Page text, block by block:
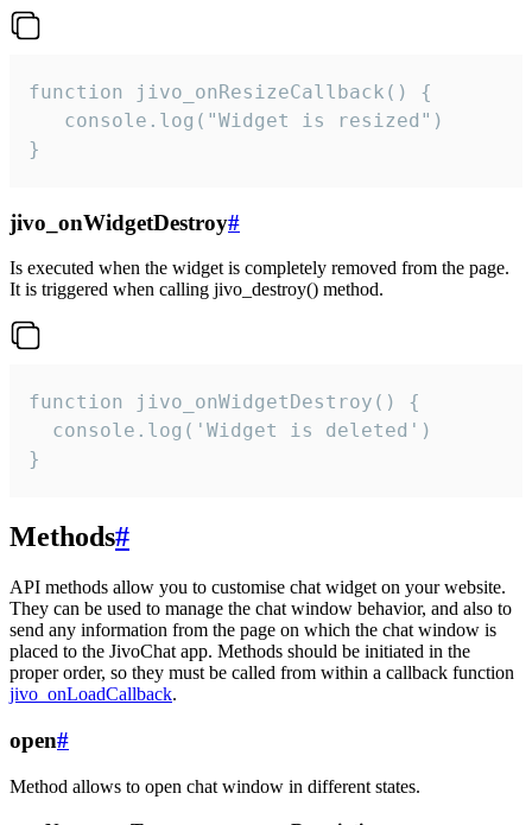
function jivo_onResizeCallback() {
   console.log("Widget is resized")
}
jivo_onWidgetDestroy#
Is executed when the widget is completely removed from the page.
It is triggered when calling jivo_destroy() method.
function jivo_onWidgetDestroy() {
  console.log('Widget is deleted')
}
Methods#
API methods allow you to customise chat widget on your website.
They can be used to manage the chat window behavior, and also to
send any information from the page on which the chat window is
placed to the JivoChat app. Methods should be initiated in the
proper order, so they must be called from within a callback function
jivo_onLoadCallback.
open#
Method allows to open chat window in different states.